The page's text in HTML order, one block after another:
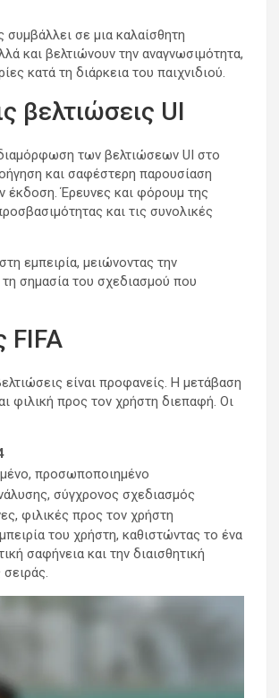
σε μια καλαίσθητη
και βελτιώνουν την αναγνωσιμότητα,
κατά τη διάρκεια του παιχνιδιού.
βελτιώσεις UI
των βελτιώσεων UI στο
και σαφέστερη παρουσίαση
έκδοση. Έρευνες και φόρουμ της
και τις συνολικές
εμπειρία, μειώνοντας την
σημασία του σχεδιασμού που
FIFA
είναι προφανείς. Η μετάβαση
φιλική προς τον χρήστη διεπαφή. Οι
προσωποποιημένο
σύγχρονος σχεδιασμός
φιλικές προς τον χρήστη
του χρήστη, καθιστώντας το ένα
σαφήνεια και την διαισθητική